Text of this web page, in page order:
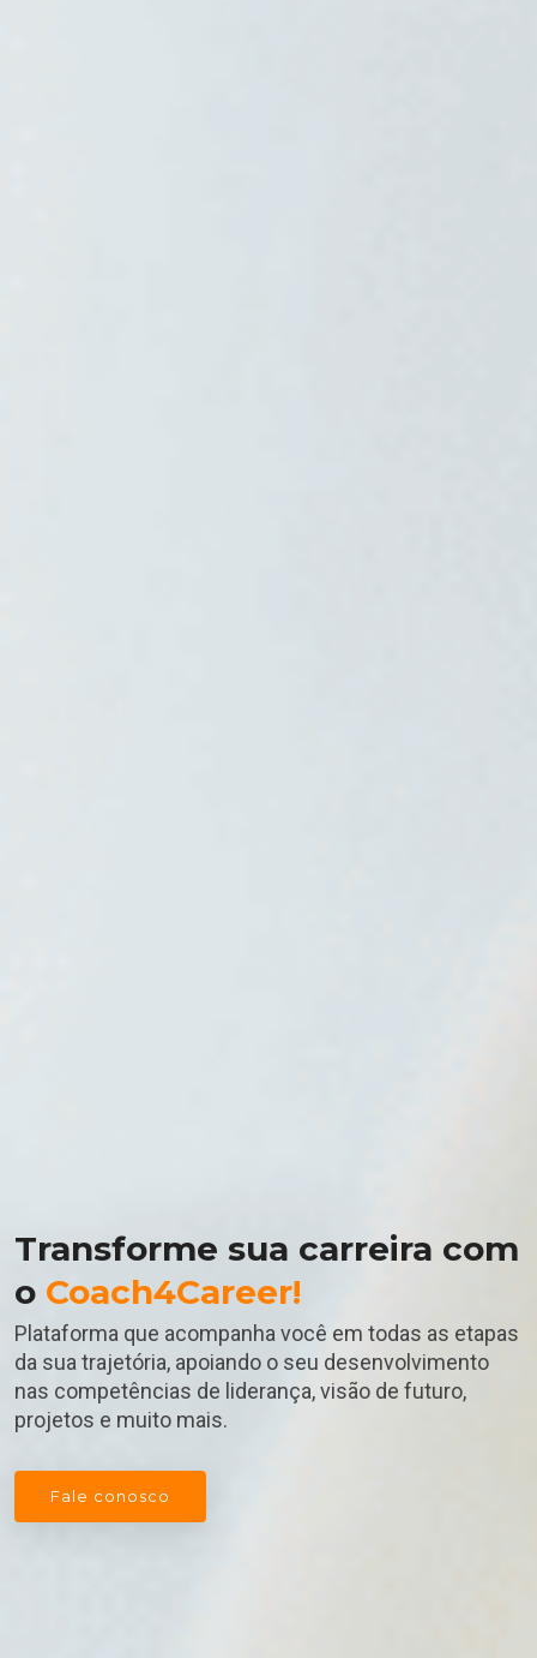
Transforme sua carreira com
o Coach4Career!
Plataforma que acompanha você em todas as etapas
da sua trajetória, apoiando o seu desenvolvimento
nas competências de liderança, visão de futuro,
projetos e muito mais.
Fale conosco